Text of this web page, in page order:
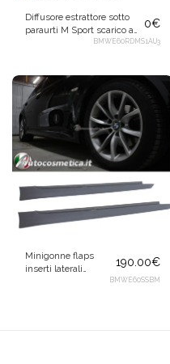
Diffusore estrattore sotto
paraurti M Sport scarico a
sinistra Carbon Look lucido
0€
BMWE60RDMS1AU3
Minigonne flaps
inserti laterali
190.00€
BMWE60SSBM